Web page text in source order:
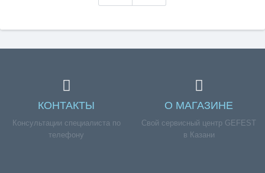
КОНТАКТЫ
Консультации специалиста по
телефону
О МАГАЗИНЕ
Свой сервисный центр GEFEST
в Казани